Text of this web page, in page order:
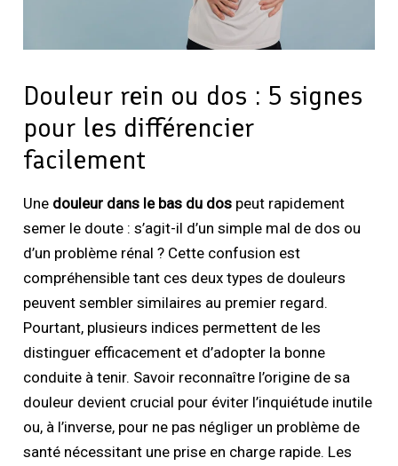
Douleur rein ou dos : 5 signes
pour les différencier
facilement
Une douleur dans le bas du dos peut rapidement
semer le doute : s’agit-il d’un simple mal de dos ou
d’un problème rénal ? Cette confusion est
compréhensible tant ces deux types de douleurs
peuvent sembler similaires au premier regard.
Pourtant, plusieurs indices permettent de les
distinguer efficacement et d’adopter la bonne
conduite à tenir. Savoir reconnaître l’origine de sa
douleur devient crucial pour éviter l’inquiétude inutile
ou, à l’inverse, pour ne pas négliger un problème de
santé nécessitant une prise en charge rapide. Les